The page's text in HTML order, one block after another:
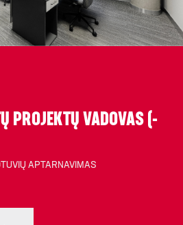
PROJEKTŲ VADOVAS (-
APTARNAVIMAS